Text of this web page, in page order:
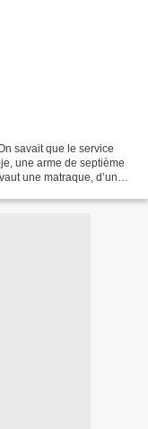
savait que le service
une arme de septième
une matraque, d’un